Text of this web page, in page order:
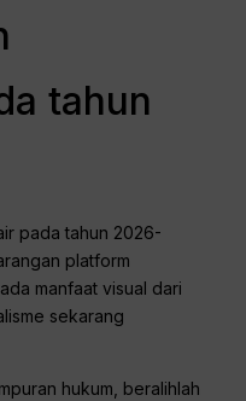
tahun
pada tahun 2026-
platform
manfaat visual dari
sekarang
hukum, beralihlah